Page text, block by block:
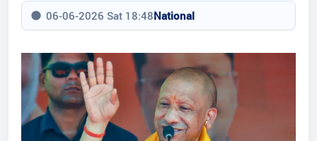
06-06-2026 Sat 18:48National